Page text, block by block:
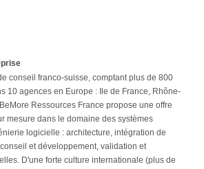
conseil franco-suisse, comptant plus de 800
10 agences en Europe : Ile de France, Rhône-
Ressources France propose une offre
mesure dans le domaine des systèmes
logicielle : architecture, intégration de
et développement, validation et
D'une forte culture internationale (plus de